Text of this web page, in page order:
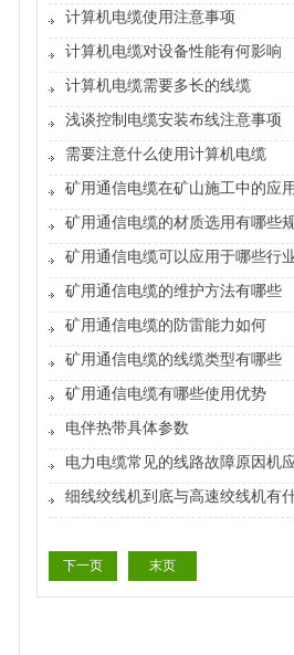
计算机电缆使用注意事项
计算机电缆对设备性能有何影响
计算机电缆需要多长的线缆
浅谈控制电缆安装布线注意事项
需要注意什么使用计算机电缆
矿用通信电缆在矿山施工中的应
矿用通信电缆的材质选用有哪些
矿用通信电缆可以应用于哪些行
矿用通信电缆的维护方法有哪些
矿用通信电缆的防雷能力如何
矿用通信电缆的线缆类型有哪些
矿用通信电缆有哪些使用优势
电伴热带具体参数
电力电缆常见的线路故障原因机
细线绞线机到底与高速绞线机有
下一页 末页